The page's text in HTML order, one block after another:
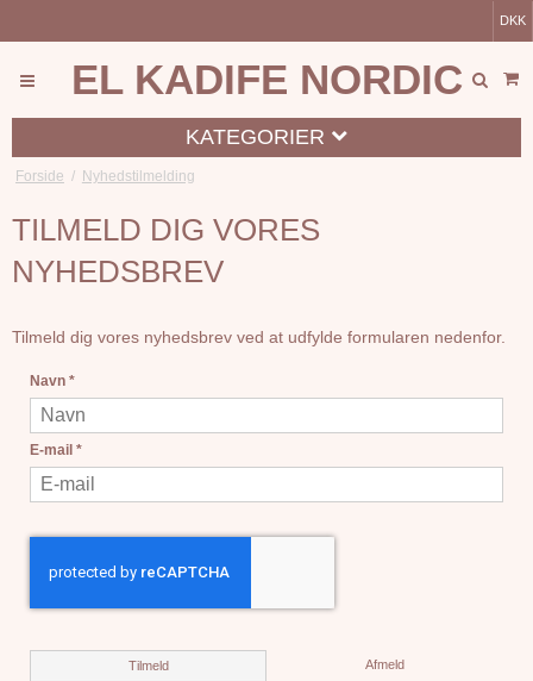
DKK
EL KADIFE NORDIC
KATEGORIER
Forside / Nyhedstilmelding
TILMELD DIG VORES
NYHEDSBREV
Tilmeld dig vores nyhedsbrev ved at udfylde formularen nedenfor.
Navn *
E-mail *
Tilmeld Afmeld